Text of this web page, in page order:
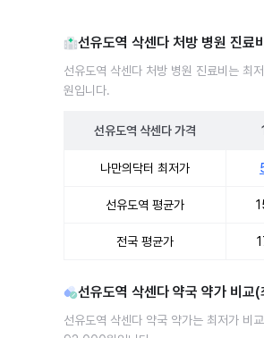
선유도역 삭센다 처방 병원 진료
선유도역 삭센다 처방 병원 진료비는 최
원입니다.
선유도역 삭센다가격
나만의닥터 최저가
선유도역 평균가
전국 평균가
선유도역 삭센다 약국 약가 비교
선유도역 삭센다 약국 약가는 최저가 비